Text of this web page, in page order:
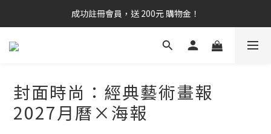
成功註冊會員，送 200元 購物金！
封面時尚：經典藝術畫報
2027月曆×海報